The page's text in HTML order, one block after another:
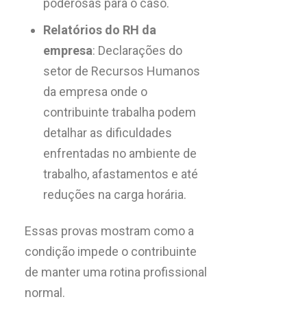
poderosas para o caso.
Relatórios do RH da
empresa: Declarações do
setor de Recursos Humanos
da empresa onde o
contribuinte trabalha podem
detalhar as dificuldades
enfrentadas no ambiente de
trabalho, afastamentos e até
reduções na carga horária.
Essas provas mostram como a
condição impede o contribuinte
de manter uma rotina profissional
normal.